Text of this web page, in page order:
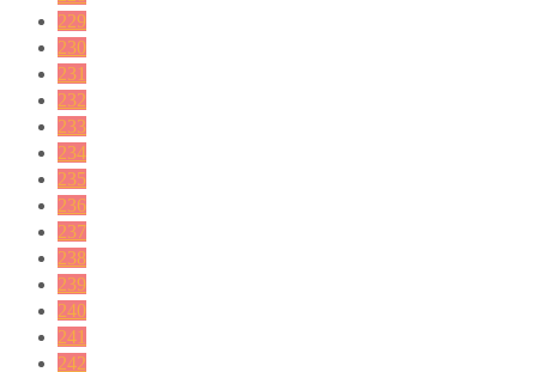
229
230
231
232
233
234
235
236
237
238
239
240
241
242